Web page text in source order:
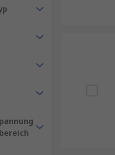
Ladung
elektronische Lasten
Rack-Einheiten wie 2U, 3